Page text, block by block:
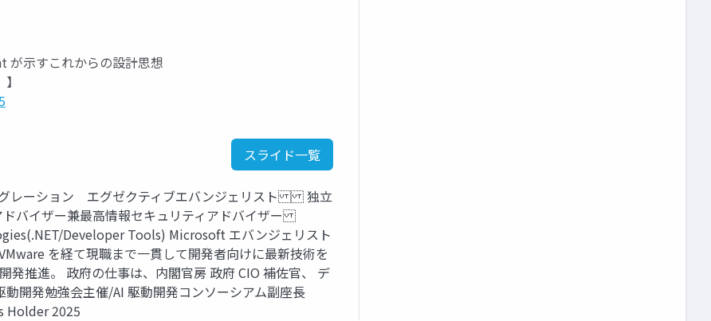
が示すこれからの設計思想
スライド一覧
レーション エグゼクティブエバンジェリスト 独立
バイザー兼最高情報セキュリティアドバイザー
Developer Tools) Microsoft エバンジェリスト
を経て現職まで一貫して開発者向けに最新技術を
発推進。 政府の仕事は、内閣官房 政府 CIO 補佐官、 デ
開発勉強会主催/AI 駆動開発コンソーシアム副座長
Holder 2025